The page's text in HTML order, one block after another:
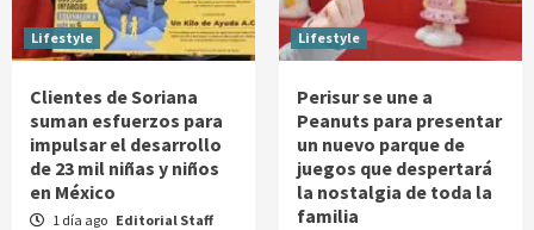
Lifestyle
Clientes de Soriana
suman esfuerzos para
impulsar el desarrollo
de 23 mil niñas y niños
en México
1 día ago Editorial Staff
Lifestyle
Perisur se une a
Peanuts para presentar
un nuevo parque de
juegos que despertará
la nostalgia de toda la
familia